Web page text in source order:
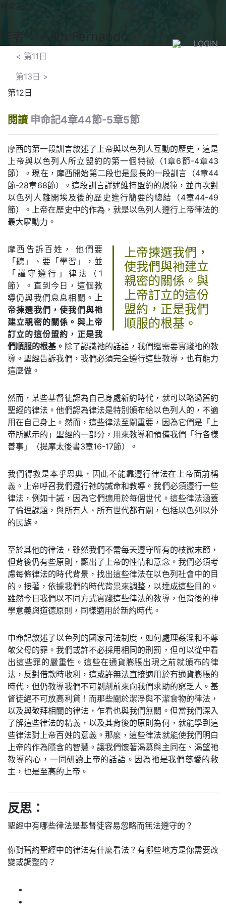
LOGIN
< 第11日
第13日 >
第12日
閱讀 申命記4章44節-5章5節
摩西的第一段訓言敘述了上帝與以色列人互動的歷史，這是
上帝與以色列人所立盟約的第一個特徵（1章6節-4章43
節）。現在，摩西開始第二段也是最長的一段訓言（4章44
節-28章68節）。這段訓言詳述維持盟約的規範，並再次對
以色列人離開埃及後的歷史進行簡要的總結（4章44-49
節）。上帝在歷史中的作為，就是以色列人遵行上帝律法的
最大驅動力。
上帝揀選我們，
使我們與祂建立
親密的關係。與
上帝訂立的這份
盟約，正是我們
順服的根基。
摩西告訴百姓， 他們要
「聽」、要「學習」，並
「謹守遵行」律法（1
節）。直到今日，這個教
導仍與我們息息相關。 上
帝揀選我們，使我們與祂
建立親密的關係。與上帝
訂立的這份盟約，正是我
們順服的根基。 除了認識祂的話語，我們還需要實踐祂的教
導。聖經告訴我們，我們必須完全遵行這些教導，也有能力
這麼做。
然而，某些基督徒認為自己身處新約時代，就可以略過舊約
聖經的律法。他們認為律法是特別頒布給以色列人的，不適
用在自己身上。然而，這些律法至關重要，因為它們是「上
帝所默示的」聖經的一部分，用來教導和預備我們「行各樣
善事」（提摩太後書3章16-17節）。
我們得救是本乎恩典，因此不能靠遵行律法在上帝面前稱
義。上帝呼召我們遵行祂的誡命和教導。我們必須遵行一些
律法，例如十誡，因為它們適用於每個世代。這些律法涵蓋
了倫理課題，與所有人、所有世代都有關，包括以色列以外
的民族。
至於其他的律法，雖然我們不需每天遵守所有的枝微末節，
但背後仍有些原則，顯出了上帝的性情和意念。我們必須考
慮每條律法的時代背景，找出這些律法在以色列社會中的目
的。接著，依據我們的時代背景來調整，以達成這些目的。
雖然今日我們以不同方式實踐這些律法的教導，但背後的神
學意義與道德原則，同樣適用於新約時代。
申命記敘述了以色列的國家司法制度，如何處理姦淫和不尊
敬父母的罪。我們或許不必採用相同的刑罰，但可以從中看
出這些罪的嚴重性。這些在通貨膨脹出現之前就頒布的律
法，反對借款時收利，這或許無法直接適用於有通貨膨脹的
時代，但仍教導我們不可剝削前來向我們求助的窮乏人。基
督徒絕不可放高利貸！而那些關於潔淨與不潔食物的律法，
以及與敬拜相關的律法，乍看也與我們無關。但當我們深入
了解這些律法的精義，以及其背後的原則為何，就能學到這
些律法對上帝百姓的意義。那麼，這些律法就能使我們明白
上帝的作為隱含的智慧。讓我們懷著渴慕與主同在、渴望祂
教導的心，一同研讀上帝的話語。因為祂是我們慈愛的救
主，也是至高的上帝。
反思：
聖經中有哪些律法是基督徒容易忽略而無法遵守的？
你對舊約聖經中的律法有什麼看法？有哪些地方是你需要改
變或調整的？